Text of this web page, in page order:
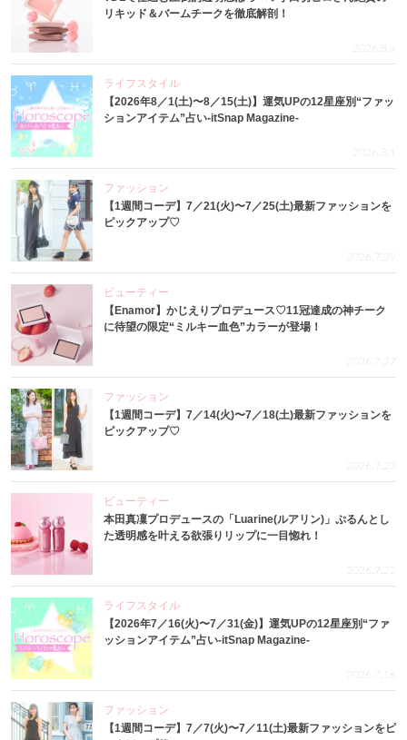
リキッド＆バームチークを徹底解剖！
2026.8.4
ライフスタイル
【2026年8／1(土)〜8／15(土)】運気UPの12星座別“ファッ
ションアイテム”占い-itSnap Magazine-
2026.8.1
ファッション
【1週間コーデ】7／21(火)〜7／25(土)最新ファッションを
ピックアップ♡
2026.7.29
ビューティー
【Enamor】かじえりプロデュース♡11冠達成の神チーク
に待望の限定“ミルキー血色”カラーが登場！
2026.7.27
ファッション
【1週間コーデ】7／14(火)〜7／18(土)最新ファッションを
ピックアップ♡
2026.7.23
ビューティー
本田真凜プロデュースの「Luarine(ルアリン)」ぷるんとし
た透明感を叶える欲張りリップに一目惚れ！
2026.7.22
ライフスタイル
【2026年7／16(火)〜7／31(金)】運気UPの12星座別“ファ
ッションアイテム”占い-itSnap Magazine-
2026.7.16
ファッション
【1週間コーデ】7／7(火)〜7／11(土)最新ファッションをピ